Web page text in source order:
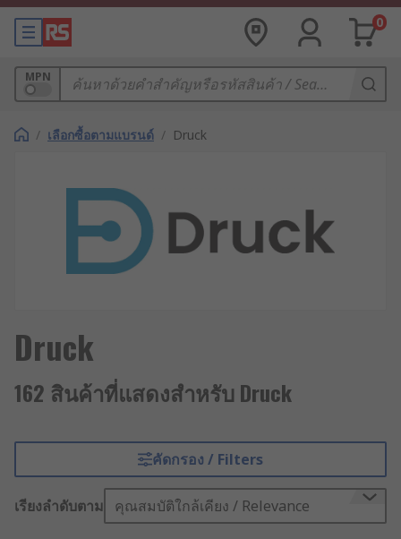
0
MPN
/ เลือกซื้อตามแบรนด์ / Druck
Druck
162 สินค้าที่แสดงสำหรับ Druck
คัดกรอง / Filters
เรียงลำดับตาม คุณสมบัติใกล้เคียง / Relevance